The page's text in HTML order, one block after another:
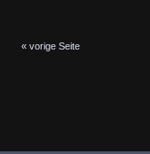
« vorige Seite